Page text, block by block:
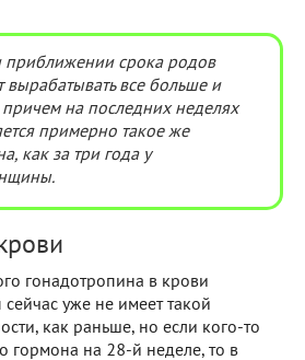
приближении срока родов
вырабатывать все больше и
причем на последних неделях
примерно такое же
как за три года у
гонадотропина в крови
уже не имеет такой
как раньше, но если кого-то
гормона на 28-й неделе, то в